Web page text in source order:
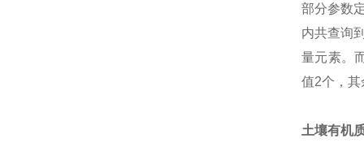
部分参数
内共查询
量元素。
值2个，
土壤有机